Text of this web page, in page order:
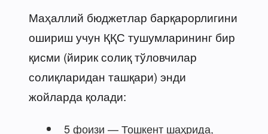
Маҳаллий бюджетлар барқарорлигини
ошириш учун ҚҚС тушумларининг бир
қисми (йирик солиқ тўловчилар
солиқларидан ташқари) энди
жойларда қолади:
5 фоизи — Тошкент шаҳрида,